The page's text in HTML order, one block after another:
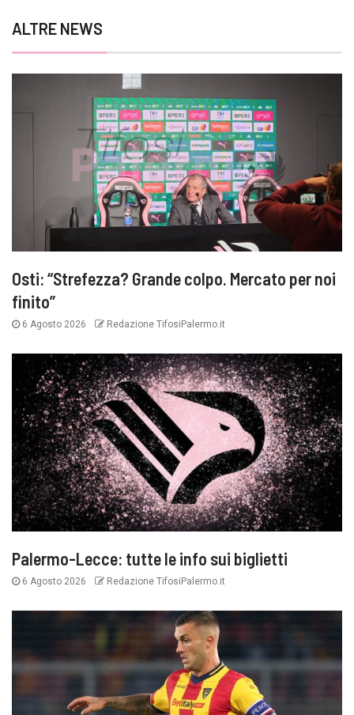
ALTRE NEWS
Osti: “Strefezza? Grande colpo. Mercato per noi
finito”
6 Agosto 2026 Redazione TifosiPalermo.it
Palermo-Lecce: tutte le info sui biglietti
6 Agosto 2026 Redazione TifosiPalermo.it